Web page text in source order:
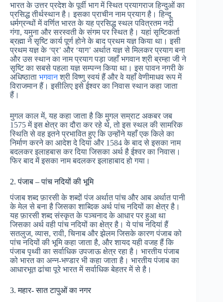
भारत के उत्तर प्रदेश के पूर्वी भाग में स्थित प्रयागराज हिन्दुओं का
प्रसिद्ध तीर्थस्थान है। इसका प्राचीन नाम प्रयाग है। हिन्दू
धर्मग्रन्थों में वर्णित भारत के यह प्रसिद्ध स्थल पवित्रतम नदी
गंगा, यमुना और सरस्वती के संगम पर स्थित है। यहां सृष्टिकर्ता
ब्रह्मा ने सृष्टि कार्य पूर्ण होने के बाद प्रथम यज्ञ किया था। इसी
प्रथम यज्ञ के ‘प्र’ और ‘याग’ अर्थात यज्ञ से मिलकर प्रयाग बना
और उस स्थान का नाम प्रयाग पड़ा जहाँ भगवान श्री ब्रम्हा जी ने
सृष्टि का सबसे पहला यज्ञ सम्पन्न किया था। इस पावन नगरी के
अधिष्ठाता भगवानश्री विष्णु स्वयं हैं और वे यहाँ वेणीमाधव रूप में
विराजमान हैं। इसीलिए इसे ईश्वर का निवास स्थान कहा जाता
हैं।
मुगल काल में, यह कहा जाता है कि मुगल सम्राट अकबर जब
1575 में इस क्षेत्र का दौरा कर रहे थे, तो इस स्थल की सामरिक
स्थिति से वह इतने प्रभावित हुए कि उन्होंने यहाँ एक किले का
निर्माण करने का आदेश दे दिया और 1584 के बाद से इसका नाम
बदलकर इलाहबास कर दिया जिसका अर्थ है ईश्वर का निवास।
फिर बाद में इसका नाम बदलकर इलाहाबाद हो गया।
2. पंजाब – पांच नदियों की भूमि
पंजाब शब्द फ़ारसी के शब्दों पंज अर्थात पांच और आब अर्थात पानी
के मेल से बना है जिसका शाब्दिक अर्थ पांच नदियों का क्षेत्र है।
यह फ़ारसी शब्द संस्कृत के पञ्चनाद के आधार पर हुआ था
जिसका अर्थ वही पांच नदियों का क्षेत्र है। ये पांच नदियां हैं
सतलुज, व्यास, रावी, चिनाब और झेलम जिसके कारण पंजाब को
पांच नदियों की भूमि कहा जाता है, और शायद यही वजह हैं कि
पंजाब पृथ्वी का सर्वाधिक उपजाऊ क्षेत्र रहा है। भारतीय पंजाब
को भारत का अन्न-भण्डार भी कहा जाता है। भारतीय पंजाब का
आधारभूत ढांचा पूरे भारत में सर्वाधिक बेहतर में से है।
3. महार- सात टापुओं का नगर